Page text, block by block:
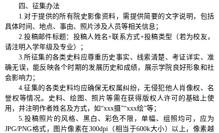
四、征集办法
1.对于提供的所有院史影像资料，需提供简要的文字说明，包括
具体时间、地点、事由、照片涉及人员等相关信息；
2.投稿邮件标题：投稿人姓名+联系方式+投稿类型（若为校友，
请注明入学年级及专业）；
3.所征集的各类史料应尊重历史事实、线索清楚、考证详实、准
确无误，能反映各个时期的发展历史和成绩，展示学院良好形象和社
会影响力；
4.征集的各类史料均应确保无权属纠纷，无侵犯他人肖像权、名
誉权等情况。史料、绘图、照片等需在获得版权人许可的基础上使
用，并注明作者姓名及方式，如“xxx摄”“xxx绘”等；
5.投稿照片的风格、黑白、彩色不限，单幅、组照均可，应为
JPG/PNG格式，图片像素在300dpi（相当于600k大小）以上，像素越